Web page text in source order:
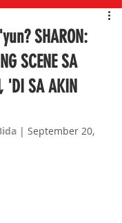
SHARON:
SCENE SA
'DI SA AKIN
| September 20,